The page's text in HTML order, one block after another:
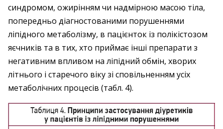
синдромом, ожирінням чи надмірною масою тіла,
попередньо діагностованими порушеннями
ліпідного метаболізму, в пацієнток із полікістозом
яєчників та в тих, хто приймає інші препарати з
негативним впливом на ліпідний обмін, хворих
літнього і старечого віку зі сповільненням усіх
метаболічних процесів (табл. 4).